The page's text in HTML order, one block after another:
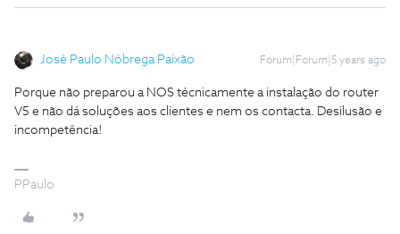
José Paulo Nóbrega Paixão Forum|Forum|5 years ago
Porque não preparou a NOS técnicamente a instalação do router
V5 e não dá soluções aos clientes e nem os contacta. Desilusão e
incompetência!
PPaulo